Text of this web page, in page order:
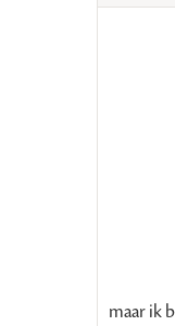
maar ik